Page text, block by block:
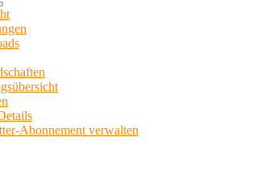
Abonnement verwalten